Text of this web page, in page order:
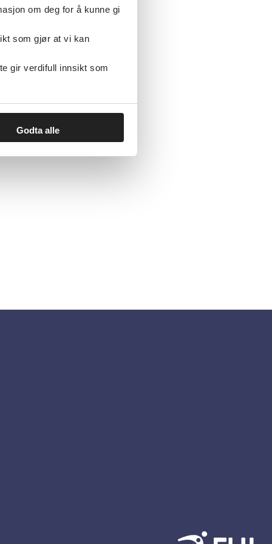
om deg for å kunne gi
som gjør at vi kan
gir verdifull innsikt som
Godta alle